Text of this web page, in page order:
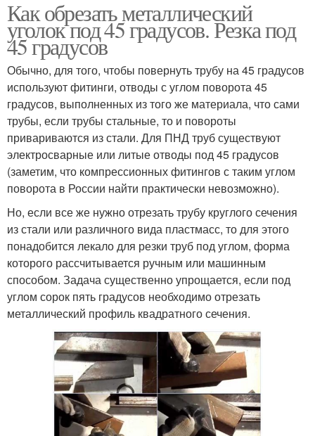
Как обрезать металлический
уголок под 45 градусов. Резка под
45 градусов
Обычно, для того, чтобы повернуть трубу на 45 градусов
используют фитинги, отводы с углом поворота 45
градусов, выполненных из того же материала, что сами
трубы, если трубы стальные, то и повороты
привариваются из стали. Для ПНД труб существуют
электросварные или литые отводы под 45 градусов
(заметим, что компрессионных фитингов с таким углом
поворота в России найти практически невозможно).
Но, если все же нужно отрезать трубу круглого сечения
из стали или различного вида пластмасс, то для этого
понадобится лекало для резки труб под углом, форма
которого рассчитывается ручным или машинным
способом. Задача существенно упрощается, если под
углом сорок пять градусов необходимо отрезать
металлический профиль квадратного сечения.